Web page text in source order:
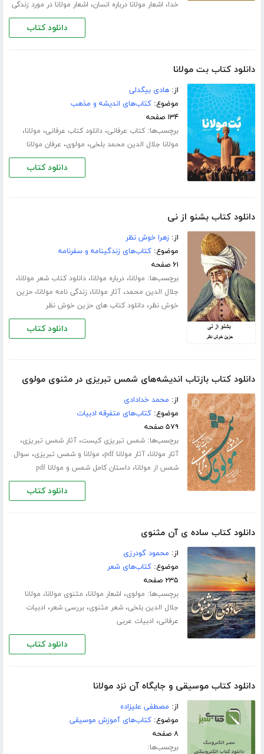
خدا، اشعار مولانا درباره انسان، اشعار مولانا در مورد زندگی
دانلود کتاب
دانلود کتاب بت مولانا
از:هادی بیگدلی
موضوع:کتاب‌های اندیشه و مذهب
۱۳۴ صفحه
برچسب‌ها:کتاب عرفانی،دانلود کتاب عرفانی، مولانا،
مولانا جلال الدین محمد بلخی، مولوی، عرفان مولانا
دانلود کتاب
دانلود کتاب بشنو از نی
از:زهرا خوش نظر
موضوع:کتاب‌های زندگینامه و سفرنامه
۶۱ صفحه
برچسب‌ها: مولانا،درباره مولانا،دانلود کتاب شعر مولانا،
جلال الدین محمد،آثار مولانا، زندگی نامه مولانا،حزین
خوش نظر،دانلود کتاب های حزین خوش نظر
دانلود کتاب
دانلود کتاب بازتاب اندیشه‌های شمس تبریزی در مثنوی مولوی
از: محمد خدادادی
موضوع:کتاب‌های متفرقه ادبیات
۵۷۹ صفحه
برچسب‌ها:شمس تبریزی کیست،آثار شمس تبریزی،
آثار مولانا،آثار مولانا pdf ، مولانا و شمس تبریزی، سوال
شمس از مولانا،داستان کامل شمس و مولانا pdf
دانلود کتاب
دانلود کتاب ساده ی آن مثنوی
از: محمود گودرزی
موضوع:کتاب‌های شعر
۲۳۵ صفحه
برچسب‌ها: مولوی، اشعار مولانا، مثنوی مولانا، مولانا
جلال الدین بلخی،شعر مثنوی،بررسی شعر، ادبیات
عرفانی، ادبیات عربی
دانلود کتاب
دانلود کتاب موسیقی و جایگاه آن نزد مولانا
از: مصطفی علیزاده
موضوع:کتاب‌های آموزش موسیقی
۸ صفحه
برچسب‌ها: